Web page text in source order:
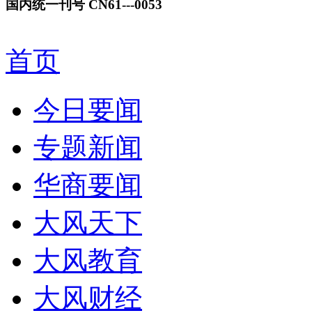
国内统一刊号 CN61---0053
首页
今日要闻
专题新闻
华商要闻
大风天下
大风教育
大风财经